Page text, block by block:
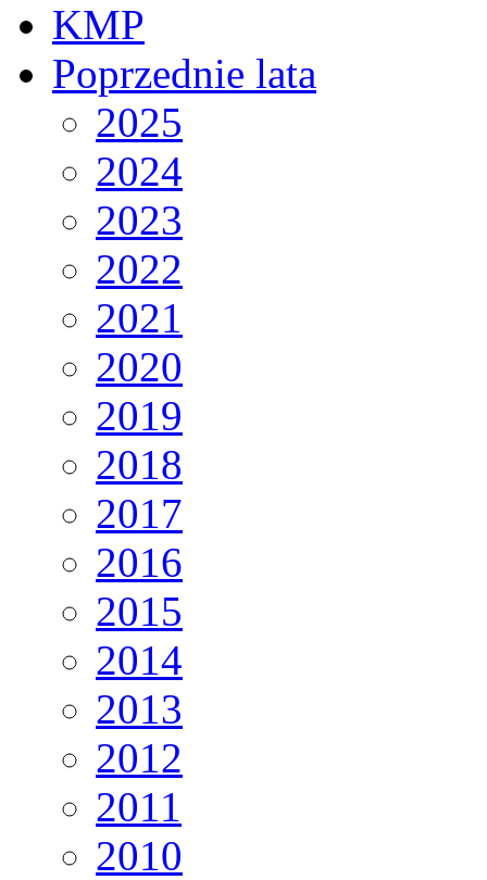
KMP
Poprzednie lata
2025
2024
2023
2022
2021
2020
2019
2018
2017
2016
2015
2014
2013
2012
2011
2010